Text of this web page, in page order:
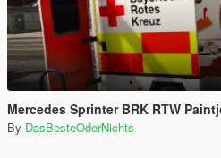
Mercedes Sprinter BRK RTW
By DasBesteOderNichts